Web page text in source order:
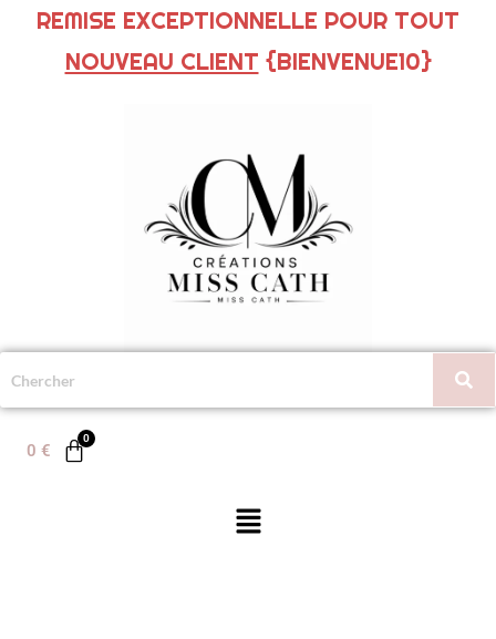
REMISE EXCEPTIONNELLE POUR TOUT
NOUVEAU CLIENT {BIENVENUE10}
0 €